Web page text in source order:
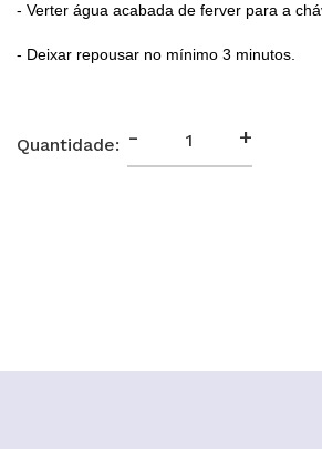
- Verter água acabada de ferver para a
- Deixar repousar no mínimo 3 minutos.
Quantidade: - +